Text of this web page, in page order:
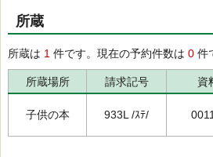
所蔵
所蔵は 1 件です。現在の予約件数は 0 件
所蔵場所 請求記号 資
子供の本 933L /ｽﾃ/